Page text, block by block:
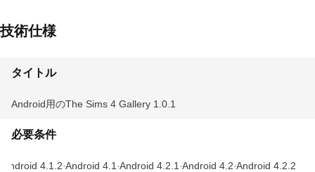
技術仕様
タイトル
Android用のThe Sims 4 Gallery 1.0.1
必要条件
Android 4.1.2 Android 4.1 Android 4.2.1 Android 4.2 Android 4.2.2